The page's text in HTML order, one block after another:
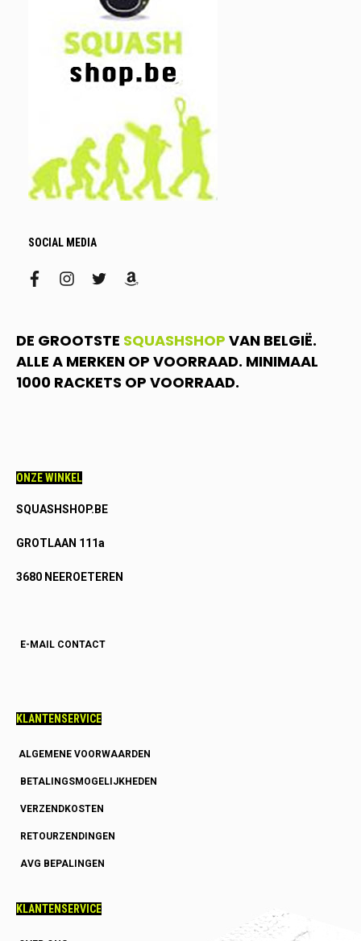
SOCIAL MEDIA
facebookinstagram
twitteramazon
DE GROOTSTE SQUASHSHOP VAN BELGIË.
ALLE A MERKEN OP VOORRAAD. MINIMAAL
1000 RACKETS OP VOORRAAD.
ONZE WINKEL
SQUASHSHOP.BE
GROTLAAN 111a
3680 NEEROETEREN
E-MAIL CONTACT
KLANTENSERVICE
ALGEMENE VOORWAARDEN
BETALINGSMOGELIJKHEDEN
VERZENDKOSTEN
RETOURZENDINGEN
AVG BEPALINGEN
KLANTENSERVICE